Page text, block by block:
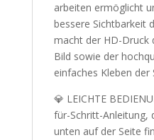
arbeiten ermöglicht
bessere Sichtbarkeit
macht der HD-Druck
Bild sowie der
einfaches Kleben der
💎 LEICHTE
für-Schritt-Anleitung,
unten auf der Seite